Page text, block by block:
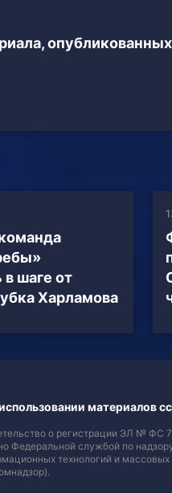
в шаге от
Харламова
материалов
о регистрации ЭЛ № ФС
Федеральной службой по
технологий и